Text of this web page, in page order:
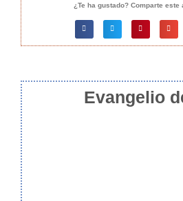
¿Te ha gustado? Comparte este
Evangelio